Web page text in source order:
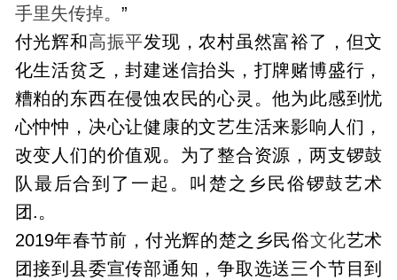
手里失传掉。 ”
付光辉和高振平发现，农村虽然富裕了，但文
化生活贫乏，封建迷信抬头，打牌赌博盛行，
糟粕的东西在侵蚀农民的心灵。他为此感到忧
心忡忡，决心让健康的文艺生活来影响人们，
改变人们的价值观。为了整合资源，两支锣鼓
队最后合到了一起。叫楚之乡民俗锣鼓艺术
团.。
2019年春节前，付光辉的楚之乡民俗文化艺术
团接到县委宣传部通知，争取选送三个节目到